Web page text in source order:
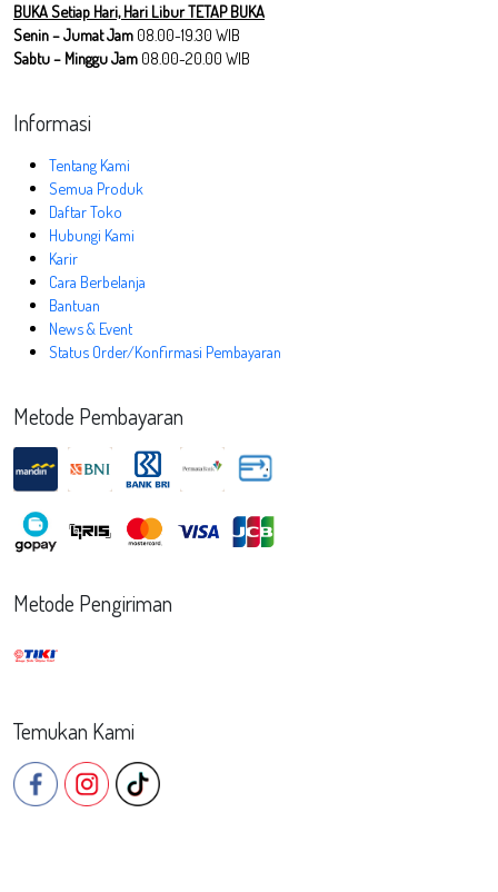
BUKA Setiap Hari, Hari Libur TETAP BUKA
Senin – Jumat Jam 08.00-19.30 WIB
Sabtu – Minggu Jam 08.00-20.00 WIB
Informasi
Tentang Kami
Semua Produk
Daftar Toko
Hubungi Kami
Karir
Cara Berbelanja
Bantuan
News & Event
Status Order/Konfirmasi Pembayaran
Metode Pembayaran
Metode Pengiriman
Temukan Kami